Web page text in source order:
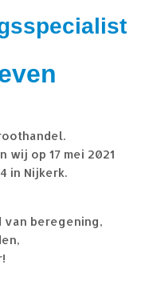
wij op 17 mei 2021
in Nijkerk.
beregening,